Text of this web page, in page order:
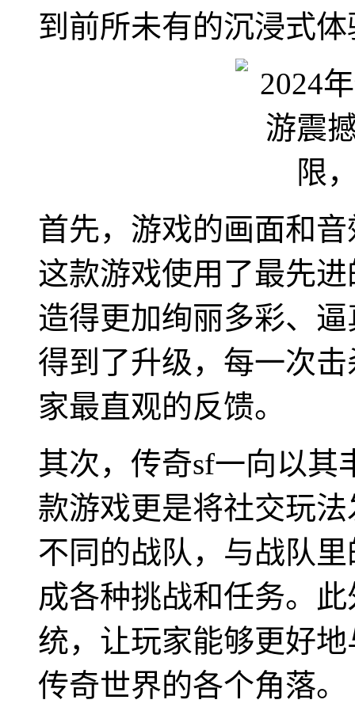
到前所未有的沉浸式
首先，游戏的画面和
这款游戏使用了最先
造得更加绚丽多彩、
得到了升级，每一次
家最直观的反馈。
其次，传奇sf一向以其
款游戏更是将社交玩
不同的战队，与战队
成各种挑战和任务。
统，让玩家能够更好
传奇世界的各个角落。